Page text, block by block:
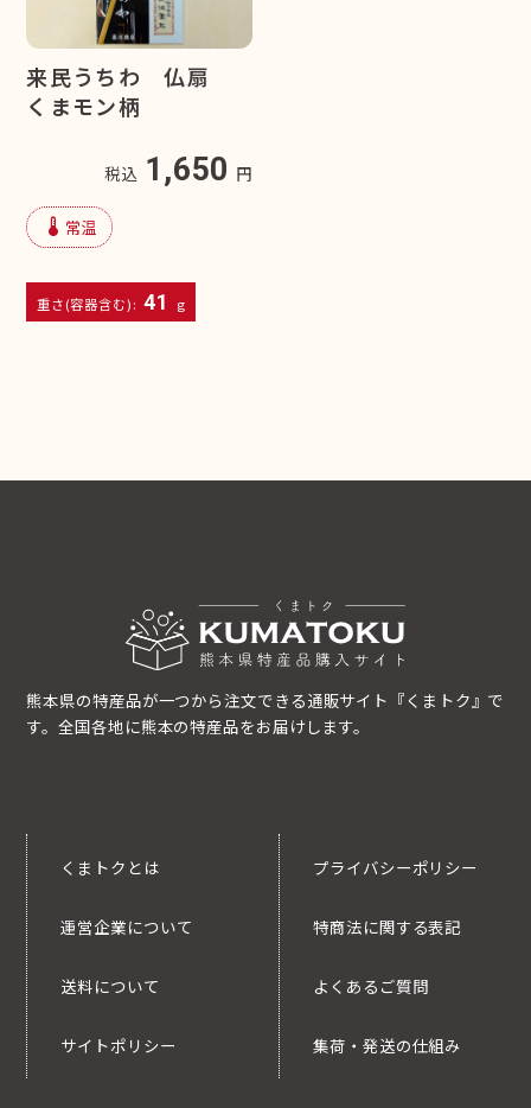
来民うちわ 仏扇
くまモン柄
税込 1,650 円
device_thermostat 常温
重さ(容器含む): 41 g
熊本県の特産品が一つから注文できる通販サイト『くまトク』で
す。全国各地に熊本の特産品をお届けします。
くまトクとは
運営企業について
送料について
サイトポリシー
プライバシーポリシー
特商法に関する表記
よくあるご質問
集荷・発送の仕組み